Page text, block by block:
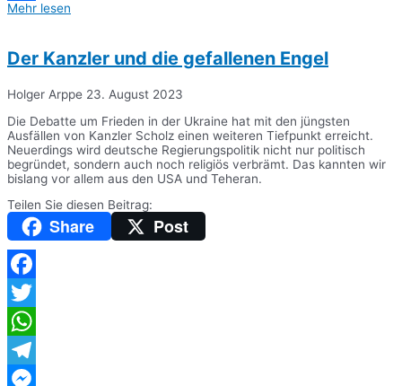
Teilen
Mehr lesen
Der Kanzler und die gefallenen Engel
Holger Arppe 23. August 2023
Die Debatte um Frieden in der Ukraine hat mit den jüngsten
Ausfällen von Kanzler Scholz einen weiteren Tiefpunkt erreicht.
Neuerdings wird deutsche Regierungspolitik nicht nur politisch
begründet, sondern auch noch religiös verbrämt. Das kannten wir
bislang vor allem aus den USA und Teheran.
Teilen Sie diesen Beitrag:
Share Post
Facebook
Twitter
WhatsApp
Telegram